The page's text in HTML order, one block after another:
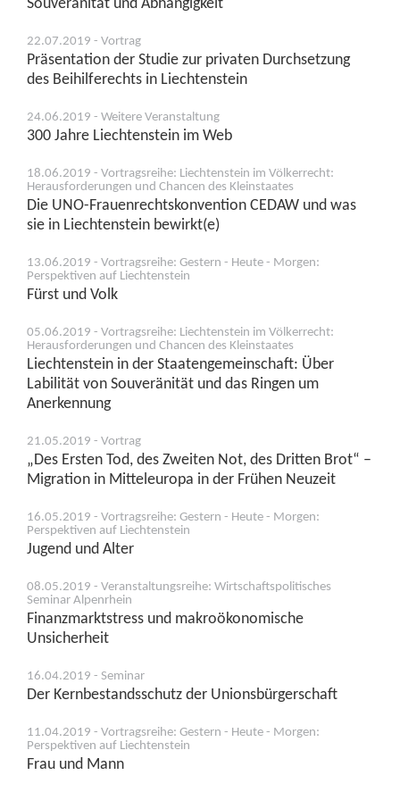
22.07.2019 - Vortrag
Präsentation der Studie zur privaten Durchsetzung
des Beihilferechts in Liechtenstein
24.06.2019 - Weitere Veranstaltung
300 Jahre Liechtenstein im Web
18.06.2019 - Vortragsreihe: Liechtenstein im Völkerrecht:
Herausforderungen und Chancen des Kleinstaates
Die UNO-Frauenrechtskonvention CEDAW und was
sie in Liechtenstein bewirkt(e)
13.06.2019 - Vortragsreihe: Gestern - Heute - Morgen:
Perspektiven auf Liechtenstein
Fürst und Volk
05.06.2019 - Vortragsreihe: Liechtenstein im Völkerrecht:
Herausforderungen und Chancen des Kleinstaates
Liechtenstein in der Staatengemeinschaft: Über
Labilität von Souveränität und das Ringen um
Anerkennung
21.05.2019 - Vortrag
„Des Ersten Tod, des Zweiten Not, des Dritten Brot“ –
Migration in Mitteleuropa in der Frühen Neuzeit
16.05.2019 - Vortragsreihe: Gestern - Heute - Morgen:
Perspektiven auf Liechtenstein
Jugend und Alter
08.05.2019 - Veranstaltungsreihe: Wirtschaftspolitisches
Seminar Alpenrhein
Finanzmarktstress und makroökonomische
Unsicherheit
16.04.2019 - Seminar
Der Kernbestandsschutz der Unionsbürgerschaft
11.04.2019 - Vortragsreihe: Gestern - Heute - Morgen:
Perspektiven auf Liechtenstein
Frau und Mann